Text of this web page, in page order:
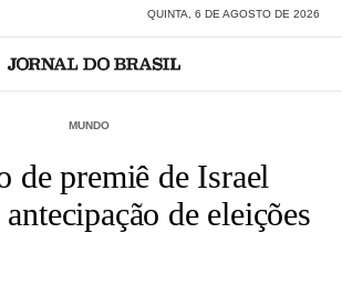
QUINTA, 6 DE AGOSTO DE 2026
MUNDO
de premiê de Israel
de eleições